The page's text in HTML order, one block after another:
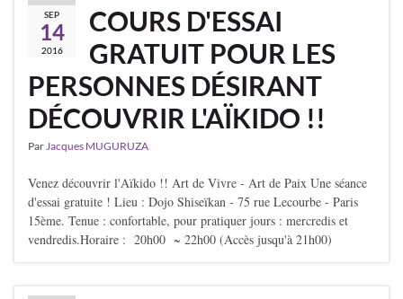
SEP
14
2016
COURS D'ESSAI
GRATUIT POUR LES
PERSONNES DÉSIRANT
DÉCOUVRIR L'AÏKIDO !!
ParJacques MUGURUZA
Venez découvrir l'Aïkido !! Art de Vivre - Art de Paix Une séance
d'essai gratuite ! Lieu : Dojo Shiseïkan - 75 rue Lecourbe - Paris
15ème. Tenue : confortable, pour pratiquer jours : mercredis et
vendredis.Horaire : 20h00 ~ 22h00 (Accès jusqu'à 21h00)